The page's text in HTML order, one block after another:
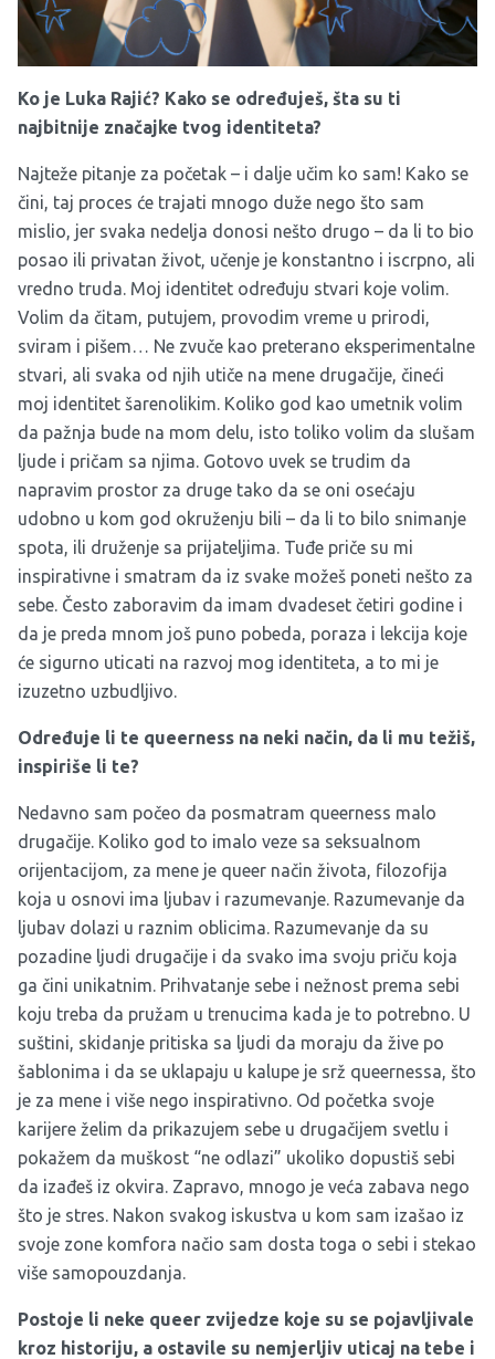
Ko je Luka Rajić? Kako se određuješ, šta su ti
najbitnije značajke tvog identiteta?
Najteže pitanje za početak – i dalje učim ko sam! Kako se
čini, taj proces će trajati mnogo duže nego što sam
mislio, jer svaka nedelja donosi nešto drugo – da li to bio
posao ili privatan život, učenje je konstantno i iscrpno, ali
vredno truda. Moj identitet određuju stvari koje volim.
Volim da čitam, putujem, provodim vreme u prirodi,
sviram i pišem… Ne zvuče kao preterano eksperimentalne
stvari, ali svaka od njih utiče na mene drugačije, čineći
moj identitet šarenolikim. Koliko god kao umetnik volim
da pažnja bude na mom delu, isto toliko volim da slušam
ljude i pričam sa njima. Gotovo uvek se trudim da
napravim prostor za druge tako da se oni osećaju
udobno u kom god okruženju bili – da li to bilo snimanje
spota, ili druženje sa prijateljima. Tuđe priče su mi
inspirativne i smatram da iz svake možeš poneti nešto za
sebe. Često zaboravim da imam dvadeset četiri godine i
da je preda mnom još puno pobeda, poraza i lekcija koje
će sigurno uticati na razvoj mog identiteta, a to mi je
izuzetno uzbudljivo.
Određuje li te queerness na neki način, da li mu težiš,
inspiriše li te?
Nedavno sam počeo da posmatram queerness malo
drugačije. Koliko god to imalo veze sa seksualnom
orijentacijom, za mene je queer način života, filozofija
koja u osnovi ima ljubav i razumevanje. Razumevanje da
ljubav dolazi u raznim oblicima. Razumevanje da su
pozadine ljudi drugačije i da svako ima svoju priču koja
ga čini unikatnim. Prihvatanje sebe i nežnost prema sebi
koju treba da pružam u trenucima kada je to potrebno. U
suštini, skidanje pritiska sa ljudi da moraju da žive po
šablonima i da se uklapaju u kalupe je srž queernessa, što
je za mene i više nego inspirativno. Od početka svoje
karijere želim da prikazujem sebe u drugačijem svetlu i
pokažem da muškost “ne odlazi” ukoliko dopustiš sebi
da izađeš iz okvira. Zapravo, mnogo je veća zabava nego
što je stres. Nakon svakog iskustva u kom sam izašao iz
svoje zone komfora načio sam dosta toga o sebi i stekao
više samopouzdanja.
Postoje li neke queer zvijedze koje su se pojavljivale
kroz historiju, a ostavile su nemjerljiv uticaj na tebe i